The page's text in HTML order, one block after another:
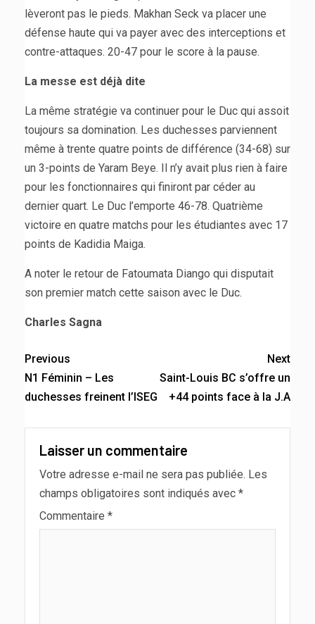
lèveront pas le pieds. Makhan Seck va placer une
défense haute qui va payer avec des interceptions et
contre-attaques. 20-47 pour le score à la pause.
La messe est déjà dite
La même stratégie va continuer pour le Duc qui assoit
toujours sa domination. Les duchesses parviennent
même à trente quatre points de différence (34-68) sur
un 3-points de Yaram Beye. Il n’y avait plus rien à faire
pour les fonctionnaires qui finiront par céder au
dernier quart. Le Duc l’emporte 46-78. Quatrième
victoire en quatre matchs pour les étudiantes avec 17
points de Kadidia Maiga.
A noter le retour de Fatoumata Diango qui disputait
son premier match cette saison avec le Duc.
Charles Sagna
Previous
N1 Féminin – Les
duchesses freinent l’ISEG
Next
Saint-Louis BC s’offre un
+44 points face à la J.A
Laisser un commentaire
Votre adresse e-mail ne sera pas publiée. Les
champs obligatoires sont indiqués avec *
Commentaire *